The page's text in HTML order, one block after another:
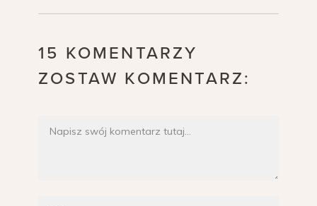
15 KOMENTARZY
ZOSTAW KOMENTARZ: